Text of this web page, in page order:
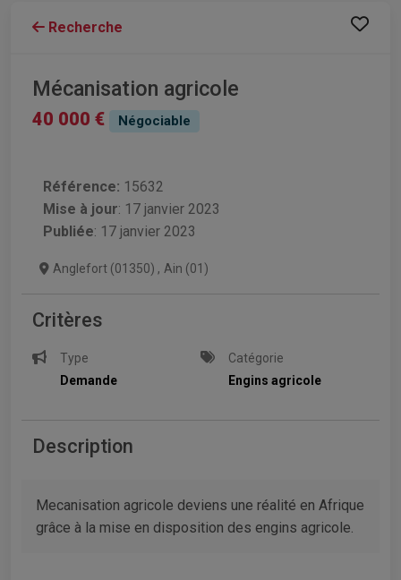
Recherche
Mécanisation agricole
40 000 € Négociable
Référence: 15632
Mise à jour: 17 janvier 2023
Publiée: 17 janvier 2023
Anglefort (01350) , Ain (01)
Critères
Type
Demande
Catégorie
Engins agricole
Description
Mecanisation agricole deviens une réalité en Afrique
grâce à la mise en disposition des engins agricole.